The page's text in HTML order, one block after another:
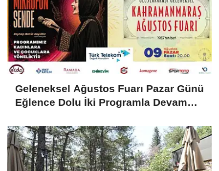
Geleneksel Ağustos Fuarı Pazar Günü
Eğlence Dolu İki Programla Devam